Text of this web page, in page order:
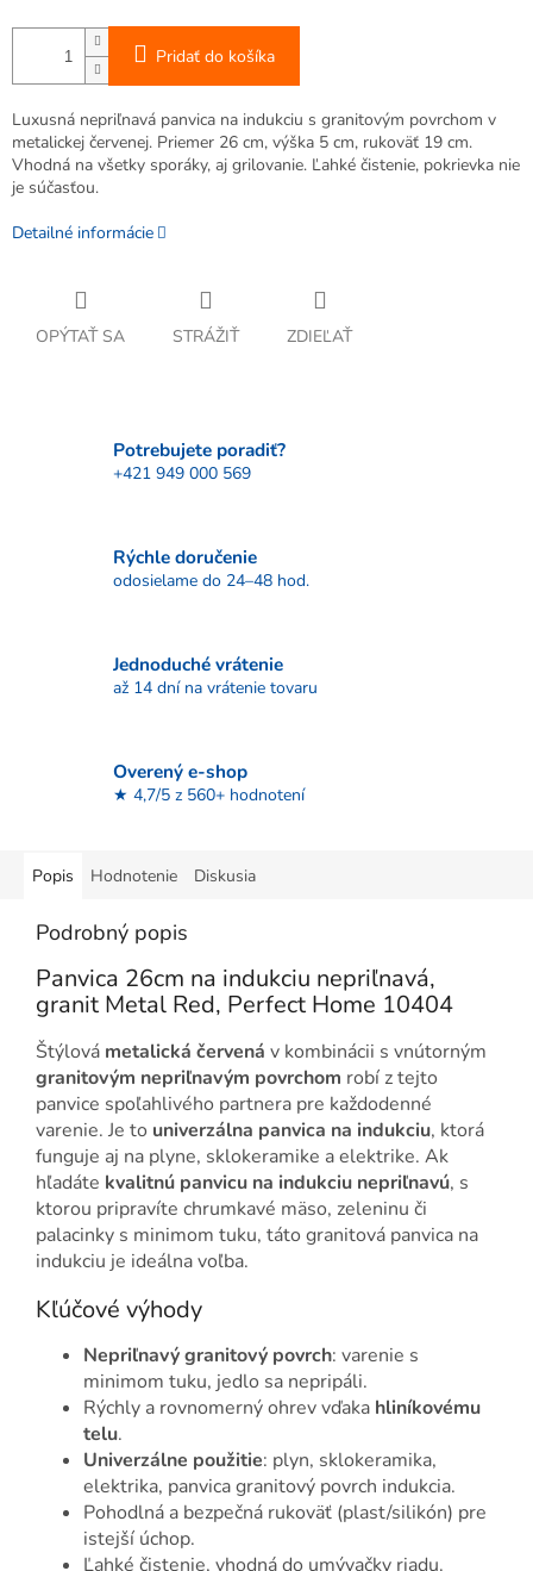
Pridať do košíka
Luxusná nepriľnavá panvica na indukciu s granitovým povrchom v
metalickej červenej. Priemer 26 cm, výška 5 cm, rukoväť 19 cm.
Vhodná na všetky sporáky, aj grilovanie. Ľahké čistenie, pokrievka nie
je súčasťou.
Detailné informácie
OPÝTAŤ SA STRÁŽIŤ ZDIEĽAŤ
Potrebujete poradiť?
+421 949 000 569
Rýchle doručenie
odosielame do 24–48 hod.
Jednoduché vrátenie
až 14 dní na vrátenie tovaru
Overený e-shop
★ 4,7/5 z 560+ hodnotení
Popis Hodnotenie Diskusia
Podrobný popis
Panvica 26cm na indukciu nepriľnavá,
granit Metal Red, Perfect Home 10404
Štýlová metalická červená v kombinácii s vnútorným
granitovým nepriľnavým povrchom robí z tejto
panvice spoľahlivého partnera pre každodenné
varenie. Je to univerzálna panvica na indukciu, ktorá
funguje aj na plyne, sklokeramike a elektrike. Ak
hľadáte kvalitnú panvicu na indukciu nepriľnavú, s
ktorou pripravíte chrumkavé mäso, zeleninu či
palacinky s minimom tuku, táto granitová panvica na
indukciu je ideálna voľba.
Kľúčové výhody
Nepriľnavý granitový povrch: varenie s
minimom tuku, jedlo sa nepripáli.
Rýchly a rovnomerný ohrev vďaka hliníkovému
telu.
Univerzálne použitie: plyn, sklokeramika,
elektrika, panvica granitový povrch indukcia.
Pohodlná a bezpečná rukoväť (plast/silikón) pre
istejší úchop.
Ľahké čistenie, vhodná do umývačky riadu.